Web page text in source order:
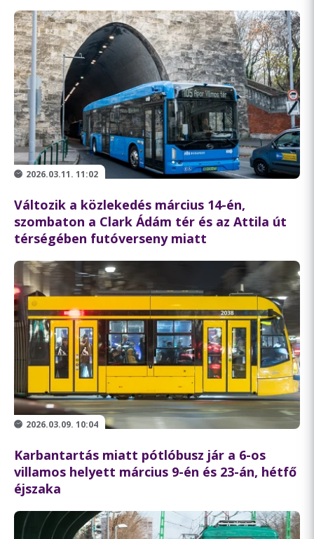
2026.03.11. 11:02
Változik a közlekedés március 14-én,
szombaton a Clark Ádám tér és az Attila út
térségében futóverseny miatt
2026.03.09. 10:04
Karbantartás miatt pótlóbusz jár a 6-os
villamos helyett március 9-én és 23-án, hétfő
éjszaka